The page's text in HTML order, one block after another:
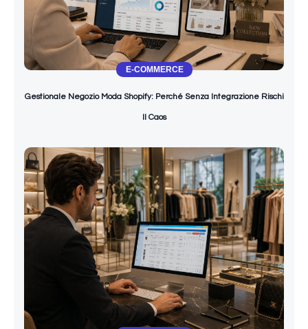
E-COMMERCE
Gestionale Negozio Moda Shopify: Perché Senza Integrazione Rischi
Il Caos